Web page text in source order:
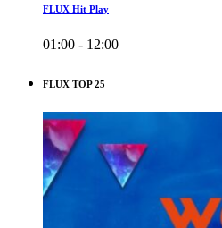
FLUX Hit Play
01:00 - 12:00
FLUX TOP 25